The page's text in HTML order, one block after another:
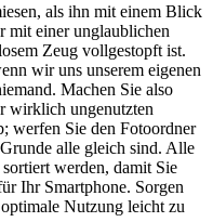
als ihn mit einem Blick
mit einer unglaublichen
Zeug vollgestopft ist.
wir uns unserem eigenen
Machen Sie also
wirklich ungenutzten
werfen Sie den Fotoordner
alle gleich sind. Alle
werden, damit Sie
Ihr Smartphone. Sorgen
Nutzung leicht zu